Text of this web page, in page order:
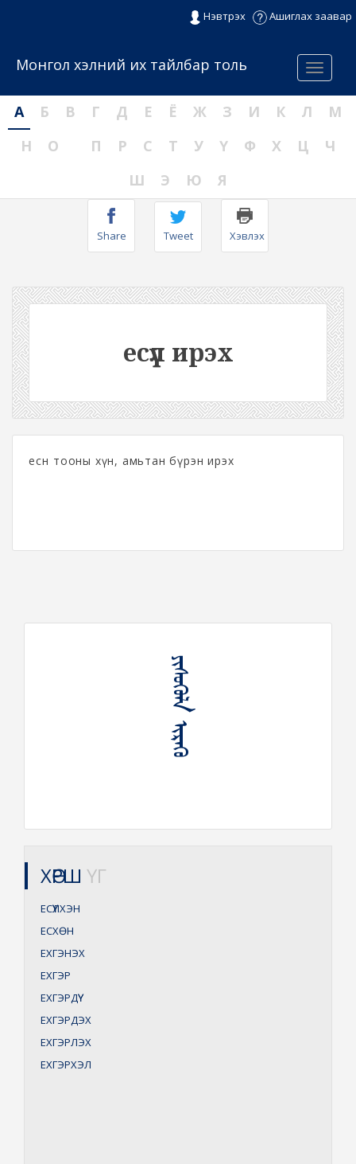
Нэвтрэх Ашиглах заавар
Menu
Монгол хэлний их тайлбар толь
А Б В Г Д Е Ё Ж З И К Л
М
Н
О П Р С Т У Ү Ф Х Ц
Ч
Ш
Э Ю Я
Share Tweet Хэвлэх
есүүл ирэх
есөн тооны хүн, амьтан бүрэн ирэх
ᠶᠢᠰᠦᠭᠦᠯᠡ ᠢᠷᠡᠬᠦ
ХӨРШ ҮГ
ЕСҮҮЛХЭН
ЕСХӨН
ЕХГЭНЭХ
ЕХГЭР
ЕХГЭРДҮҮ
ЕХГЭРДЭХ
ЕХГЭРЛЭХ
ЕХГЭРХЭЛ